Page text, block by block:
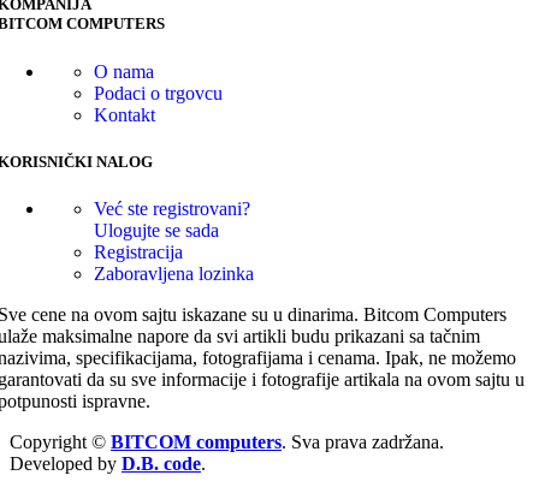
COMPUTERS
O nama
Podaci o trgovcu
Kontakt
NALOG
Već ste registrovani?
Ulogujte se sada
Registracija
Zaboravljena lozinka
cene na ovom sajtu iskazane su u dinarima. Bitcom Computers
maksimalne napore da svi artikli budu prikazani sa tačnim
specifikacijama, fotografijama i cenama. Ipak, ne možemo
da su sve informacije i fotografije artikala na ovom sajtu u
ispravne.
Copyright © BITCOM computers. Sva prava zadržana.
Developed by D.B. code.